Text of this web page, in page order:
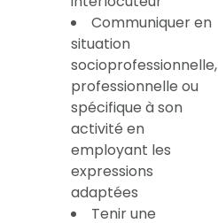
Communiquer en
situation
socioprofessionnelle,
professionnelle ou
spécifique à son
activité en
employant les
expressions
adaptées
Tenir une